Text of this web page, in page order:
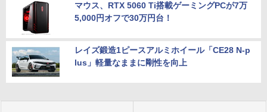
マウス、RTX 5060 Ti搭載ゲーミングPCが7万
5,000円オフで30万円台！
レイズ鍛造1ピースアルミホイール「CE28 N-p
lus」軽量なままに剛性を向上